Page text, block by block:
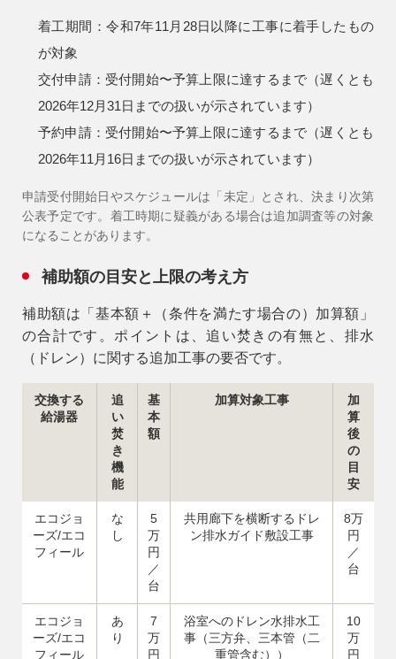
着工期間：令和7年11月28日以降に工事に着手したもの
が対象
交付申請：受付開始〜予算上限に達するまで（遅くとも
2026年12月31日までの扱いが示されています）
予約申請：受付開始〜予算上限に達するまで（遅くとも
2026年11月16日までの扱いが示されています）
申請受付開始日やスケジュールは「未定」とされ、決まり次第
公表予定です。着工時期に疑義がある場合は追加調査等の対象
になることがあります。
補助額の目安と上限の考え方
補助額は「基本額＋（条件を満たす場合の）加算額」
の合計です。ポイントは、追い焚きの有無と、排水
（ドレン）に関する追加工事の要否です。
交換する
給湯器
追
い
焚
き
機
能
基
本
額
加算対象工事
加
算
後
の
目
安
エコジョ
ーズ/エコ
フィール
な
し
5
万
円
／
台
共用廊下を横断するドレ
ン排水ガイド敷設工事
8万
円
／
台
エコジョ
ーズ/エコ
フィール
あ
り
7
万
円
浴室へのドレン水排水工
事（三方弁、三本管（二
重管含む））
10
万
円